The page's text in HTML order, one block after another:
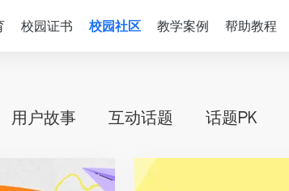
校园证书 校园社区 教学案例 帮助教程
用户故事 互动话题 话题PK